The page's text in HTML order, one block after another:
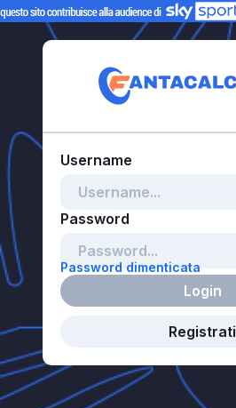
Password dimenticata
Login
Registrati